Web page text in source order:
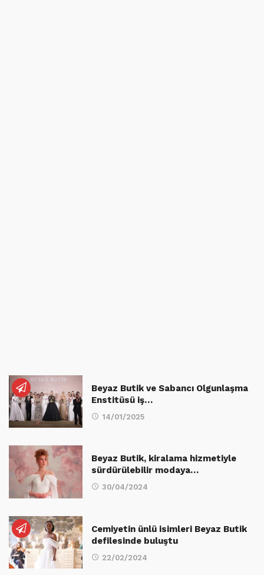
Beyaz Butik ve Sabancı Olgunlaşma
Enstitüsü iş…
14/01/2025
Beyaz Butik, kiralama hizmetiyle
sürdürülebilir modaya…
30/04/2024
Cemiyetin ünlü isimleri Beyaz Butik
defilesinde buluştu
22/02/2024